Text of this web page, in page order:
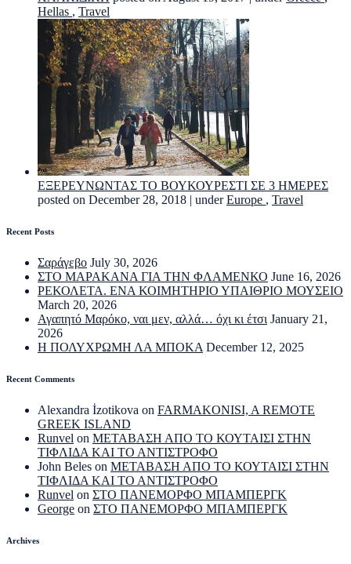
Hellas , Travel
ΕΞΕΡΕΥΝΩΝΤΑΣ ΤΟ ΒΟΥΚΟΥΡΕΣΤΙ ΣΕ 3 ΗΜΕΡΕΣ
posted on December 28, 2018 | underEurope , Travel
Recent Posts
Σαράγεβο July 30, 2026
ΣΤΟ ΜΑΡΑΚΑΝΑ ΓΙΑ ΤΗΝ ΦΛΑΜΕΝΚΟ June 16, 2026
ΡΕΚΟΛΕΤΑ. ΕΝΑ ΚΟΙΜΗΤΗΡΙΟ ΥΠΑΙΘΡΙΟ ΜΟΥΣΕΙΟ
March 20, 2026
Αγαπητό Μαρόκο, ναι μεν, αλλά… όχι κι έτσι January 21,
2026
Η ΠΟΛΥΧΡΩΜΗ ΛΑ ΜΠΟΚΑ December 12, 2025
Recent Comments
Alexandra İzotikova on FARMAKONISI, A REMOTE
GREEK ISLAND
Runvel on ΜΕΤΑΒΑΣΗ ΑΠΟ ΤΟ ΚΟΥΤΑΙΣΙ ΣΤΗΝ
ΤΙΦΛΙΔΑ ΚΑΙ ΤΟ ΑΝΤΙΣΤΡΟΦΟ
John Beles on ΜΕΤΑΒΑΣΗ ΑΠΟ ΤΟ ΚΟΥΤΑΙΣΙ ΣΤΗΝ
ΤΙΦΛΙΔΑ ΚΑΙ ΤΟ ΑΝΤΙΣΤΡΟΦΟ
Runvel on ΣΤΟ ΠΑΝΕΜΟΡΦΟ ΜΠΑΜΠΕΡΓΚ
George on ΣΤΟ ΠΑΝΕΜΟΡΦΟ ΜΠΑΜΠΕΡΓΚ
Archives